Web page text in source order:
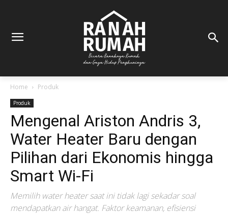
Home Produk
Produk
Mengenal Ariston Andris 3,
Water Heater Baru dengan
Pilihan dari Ekonomis hingga
Smart Wi-Fi
Memilih water heater saat ini tidak lagi sekadar soal
mendapatkan air hangat. Faktor keamanan, efisiensi